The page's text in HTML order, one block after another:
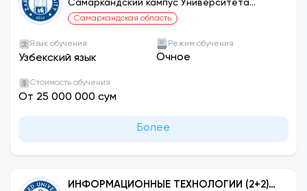
(2+2) УНИВЕРСИТЕТ СЕЛЬЧУК, ТУРЦИЯ
Самаркандский кампус Университета
ЗАРМЕД
Самаркандская область
Язык обучения
Узбекский язык
Режим обучения
Очное
Стоимость обучения
От 25 000 000 сум
Более
ИНФОРМАЦИОННЫЕ ТЕХНОЛОГИИ (2+2)